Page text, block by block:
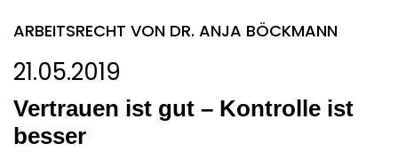
ARBEITSRECHT VON DR. ANJA BÖCKMANN
21.05.2019
Vertrauen ist gut – Kontrolle ist
besser